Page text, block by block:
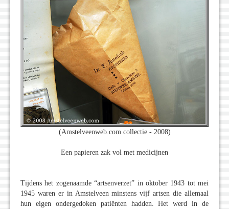
(Amstelveenweb.com collectie - 2008)
Een papieren zak vol met medicijnen
Tijdens het zogenaamde “artsenverzet” in oktober 1943 tot mei
1945 waren er in Amstelveen minstens vijf artsen die allemaal
hun eigen ondergedoken patiënten hadden. Het werd in de